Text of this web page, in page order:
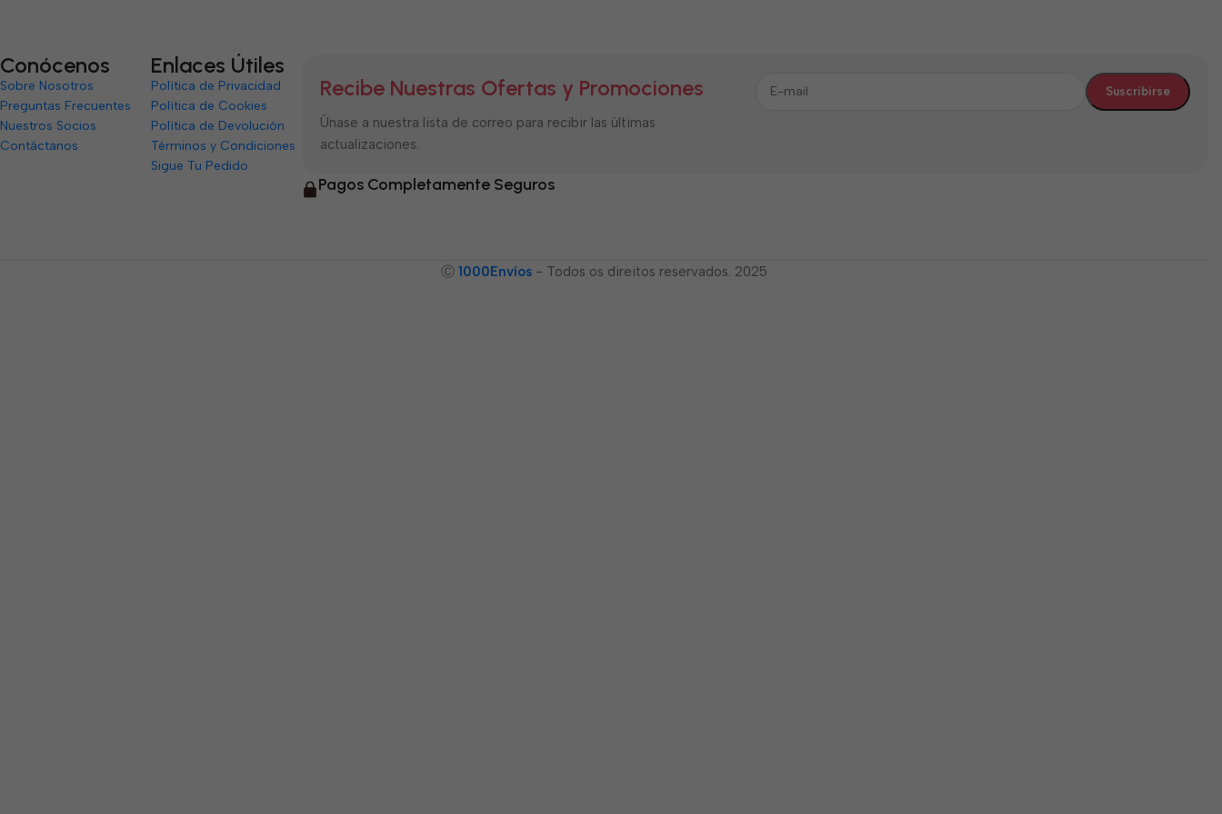
Conócenos
Sobre Nosotros
Preguntas Frecuentes
Nuestros Socios
Contáctanos
Enlaces Útiles
Política de Privacidad
Política de Cookies
Política de Devolución
Términos y Condiciones
Sigue Tu Pedido
Recibe Nuestras Ofertas y Promociones
Únase a nuestra lista de correo para recibir las últimas
actualizaciones.
Pagos Completamente Seguros
Ⓒ 1000Envíos - Todos os direitos reservados. 2025